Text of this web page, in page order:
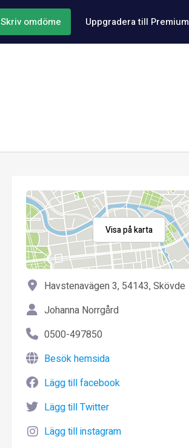
Skriv omdöme Uppgradera till Premium
Visa på karta
Havstenavägen 3, 54143, Skövde
Johanna Norrgård
0500-497850
Besök hemsida
Lägg till facebook
Lägg till Twitter
Lägg till instagram